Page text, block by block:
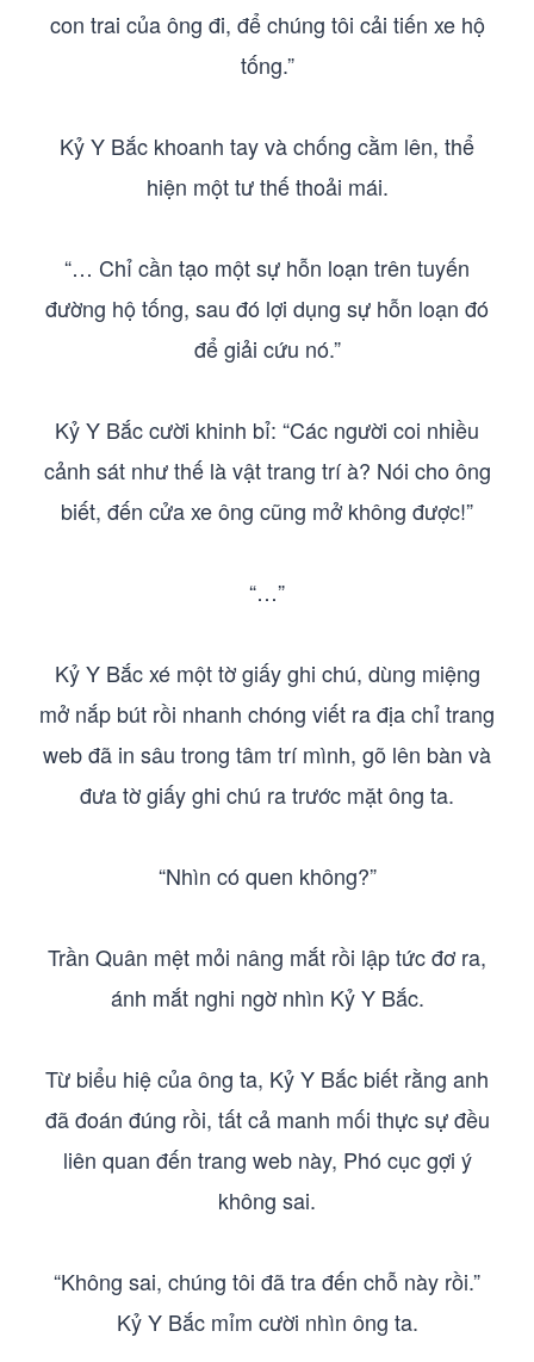
con trai của ông đi, để chúng tôi cải tiến xe hộ
tống.”
Kỷ Y Bắc khoanh tay và chống cằm lên, thể
hiện một tư thế thoải mái.
“… Chỉ cần tạo một sự hỗn loạn trên tuyến
đường hộ tống, sau đó lợi dụng sự hỗn loạn đó
để giải cứu nó.”
Kỷ Y Bắc cười khinh bỉ: “Các người coi nhiều
cảnh sát như thế là vật trang trí à? Nói cho ông
biết, đến cửa xe ông cũng mở không được!”
“…”
Kỷ Y Bắc xé một tờ giấy ghi chú, dùng miệng
mở nắp bút rồi nhanh chóng viết ra địa chỉ trang
web đã in sâu trong tâm trí mình, gõ lên bàn và
đưa tờ giấy ghi chú ra trước mặt ông ta.
“Nhìn có quen không?”
Trần Quân mệt mỏi nâng mắt rồi lập tức đơ ra,
ánh mắt nghi ngờ nhìn Kỷ Y Bắc.
Từ biểu hiệ của ông ta, Kỷ Y Bắc biết rằng anh
đã đoán đúng rồi, tất cả manh mối thực sự đều
liên quan đến trang web này, Phó cục gợi ý
không sai.
“Không sai, chúng tôi đã tra đến chỗ này rồi.”
Kỷ Y Bắc mỉm cười nhìn ông ta.